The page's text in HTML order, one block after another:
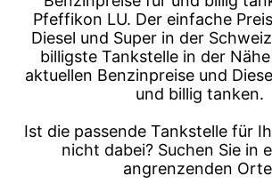
Pfeffikon LU. Der einfache
Diesel und Super in der
billigste Tankstelle in der
aktuellen Benzinpreise und
und billig tanken.
Ist die passende Tankstelle für
nicht dabei? Suchen Sie in
angrenzenden